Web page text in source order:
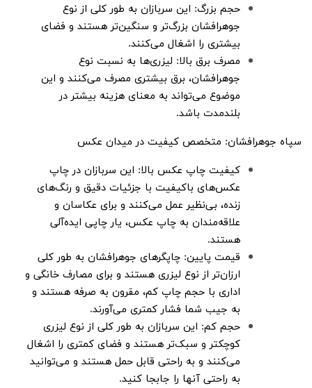
حجم بزرگ: این سربازان به طور کلی از نوع
جوهرافشان بزرگ‌تر و سنگین‌تر هستند و فضای
بیشتری را اشغال می‌کنند.
مصرف برق بالا: لیزری‌ها به نسبت نوع
جوهرافشان، برق بیشتری مصرف می‌کنند و این
موضوع می‌تواند به معنای هزینه بیشتر در
بلندمدت باشد.
سپاه جوهرافشان: متخصص کیفیت در میدان عکس
کیفیت چاپ عکس بالا: این سربازان در چاپ
عکس‌های باکیفیت با جزئیات دقیق و رنگ‌های
زنده، بی‌نظیر عمل می‌کنند و برای عکاسان و
علاقه‌مندان به چاپ عکس، یار چاپی ایده‌آلی
هستند.
قیمت پایین: چاپگرهای جوهرافشان به طور کلی
ارزان‌تر از نوع لیزری هستند و برای مصارف خانگی و
اداری با حجم چاپ کم، مقرون به صرفه هستند و
به جیب شما فشار کمتری می‌آورند.
حجم کم: این سربازان به طور کلی از نوع لیزری
کوچکتر و سبک‌تر هستند و فضای کمتری را اشغال
می‌کنند و به راحتی قابل حمل هستند و می‌توانید
به راحتی آنها را جابجا کنید.